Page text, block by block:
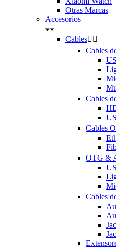
Otras Marcas
Accesorios
Cables 
Cables
Cables
Cables
OTG &
Cables